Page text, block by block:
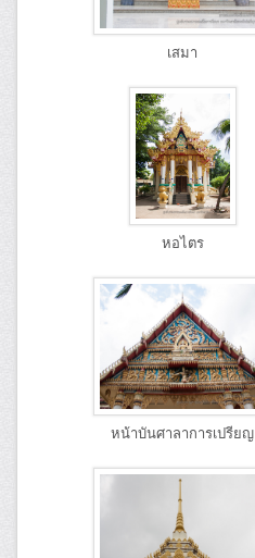
เสมา
หอไตร
หน้าบันศาลาการเปรียญ